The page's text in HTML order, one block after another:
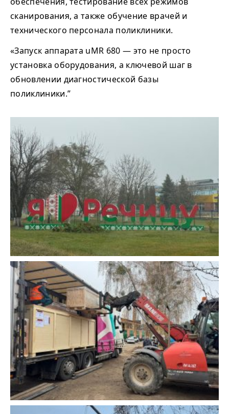
сканирования, а также обучение врачей и
технического персонала поликлиники.
«Запуск аппарата uMR 680 — это не просто
установка оборудования, а ключевой шаг в
обновлении диагностической базы
поликлиники.”